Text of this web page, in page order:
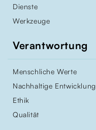
Dienste
Werkzeuge
Verantwortung
Menschliche Werte
Nachhaltige Entwicklung
Ethik
Qualität